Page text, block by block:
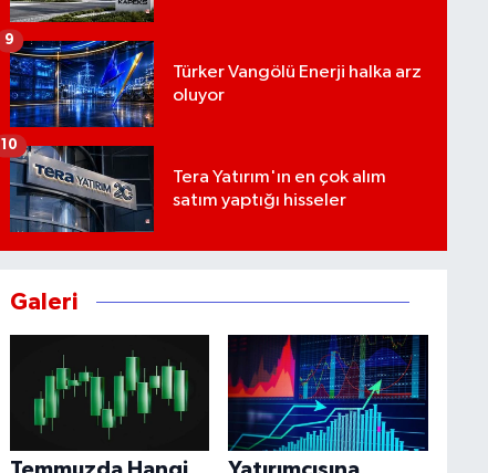
Türker Vangölü Enerji halka arz
oluyor
9
Tera Yatırım'ın en çok alım
satım yaptığı hisseler
10
Galeri